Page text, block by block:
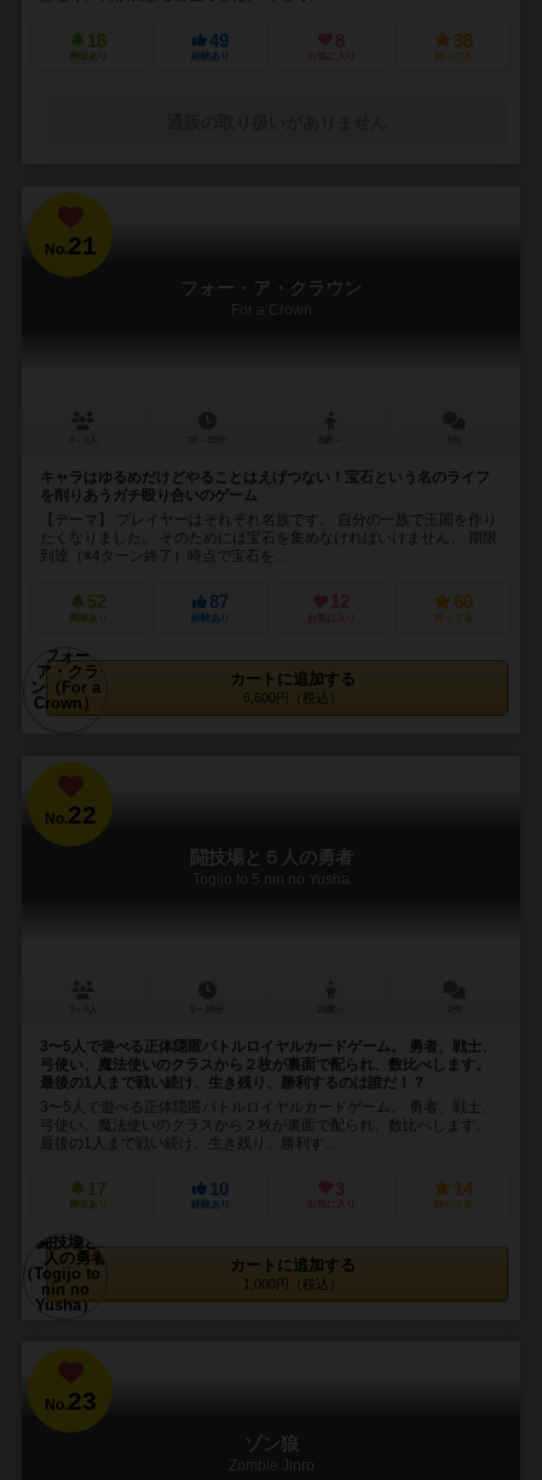
18
興味あり
49
経験あり
8
お気に入り
38
持ってる
No.21
フォー・ア・クラウン
For a Crown
キャラはゆるめだけどやることはえげつない！宝石という名のライフ
を削りあうガチ殴り合いのゲーム
【テーマ】 プレイヤーはそれぞれ名族です。 自分の一族で王国を作り
たくなりました。 そのためには宝石を集めなければいけません。 期限
到達（※4ターン終了）時点で宝石を...
52
興味あり
87
経験あり
12
お気に入り
60
持ってる
カートに追加する
6,600円（税込）
No.22
闘技場と５人の勇者
Togijo to 5 nin no Yusha
3〜5人で遊べる正体隠匿バトルロイヤルカードゲーム。 勇者、戦士、
弓使い、魔法使いのクラスから２枚が裏面で配られ、数比べします。
最後の1人まで戦い続け、生き残り、勝利するのは誰だ！？
3〜5人で遊べる正体隠匿バトルロイヤルカードゲーム。 勇者、戦士、
弓使い、魔法使いのクラスから２枚が裏面で配られ、数比べします。
最後の1人まで戦い続け、生き残り、勝利す...
17
興味あり
10
経験あり
3
お気に入り
14
持ってる
カートに追加する
1,000円（税込）
No.23
ゾン狼
Zombie Jinro